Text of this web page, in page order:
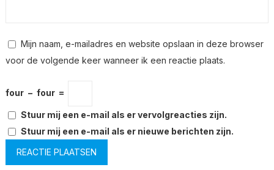
Mijn naam, e-mailadres en website opslaan in deze browser
voor de volgende keer wanneer ik een reactie plaats.
four − four =
Stuur mij een e-mail als er vervolgreacties zijn.
Stuur mij een e-mail als er nieuwe berichten zijn.